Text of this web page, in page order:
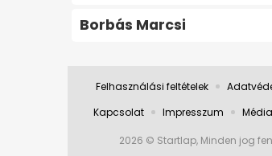
Borbás Marcsi
Felhasználási feltételek
Kapcsolat
Impresszum
2026 © Startlap, Minden jog